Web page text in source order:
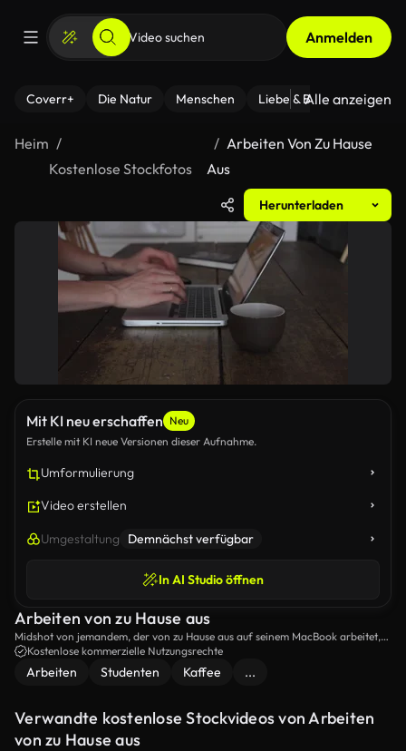
Anmelden
Coverr+ Die Natur Menschen Liebe & Beziehungen
Alle anzeigen
Heim
Kostenlose Stockfotos
Arbeiten Von Zu Hause
Aus
Herunterladen
Mit KI neu erschaffen Neu
Erstelle mit KI neue Versionen dieser Aufnahme.
Umformulierung
Video erstellen
Umgestaltung Demnächst verfügbar
In AI Studio öffnen
Arbeiten von zu Hause aus
Midshot von jemandem, der von zu Hause aus auf seinem MacBook arbeitet,
mit einer Tasse Kaffee in der Nähe.
Kostenlose kommerzielle Nutzungsrechte
Arbeiten Studenten Kaffee ...
Verwandte kostenlose Stockvideos von Arbeiten
von zu Hause aus